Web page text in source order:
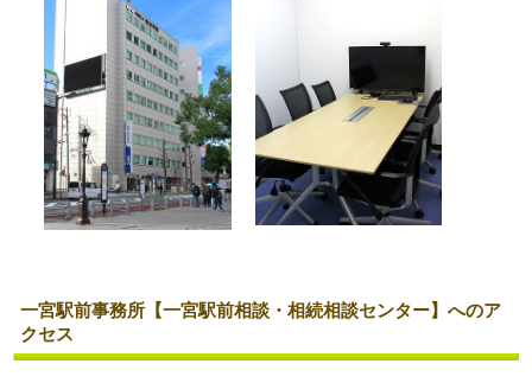
一宮駅前事務所【一宮駅前相談・相続相談センター】へのア
クセス